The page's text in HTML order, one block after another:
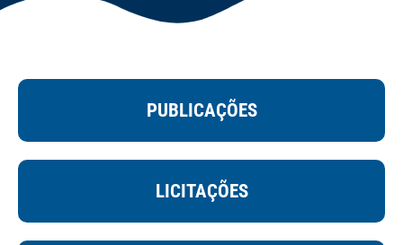
PUBLICAÇÕES
LICITAÇÕES